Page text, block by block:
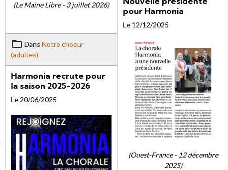
(Le Maine Libre - 3 juillet 2026)
pour Harmonia
Le 12/12/2025
(Ouest-France - 12 décembre
2025)
Dans Notre choeur
(adultes)
Harmonia recrute pour
la saison 2025-2026
Le 20/06/2025